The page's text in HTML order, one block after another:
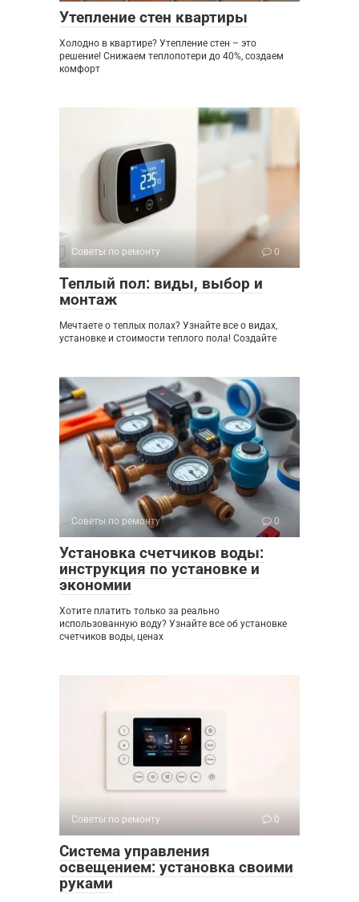
Утепление стен квартиры
Холодно в квартире? Утепление стен – это
решение! Снижаем теплопотери до 40%, создаем
комфорт
Советы по ремонту 0
Теплый пол: виды, выбор и
монтаж
Мечтаете о теплых полах? Узнайте все о видах,
установке и стоимости теплого пола! Создайте
Советы по ремонту 0
Установка счетчиков воды:
инструкция по установке и
экономии
Хотите платить только за реально
использованную воду? Узнайте все об установке
счетчиков воды, ценах
Советы по ремонту 0
Система управления
освещением: установка своими
руками